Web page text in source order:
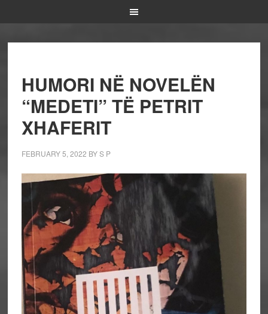
HUMORI NË NOVELËN
“MEDETI” TË PETRIT
XHAFERIT
FEBRUARY 5, 2022 BYS P